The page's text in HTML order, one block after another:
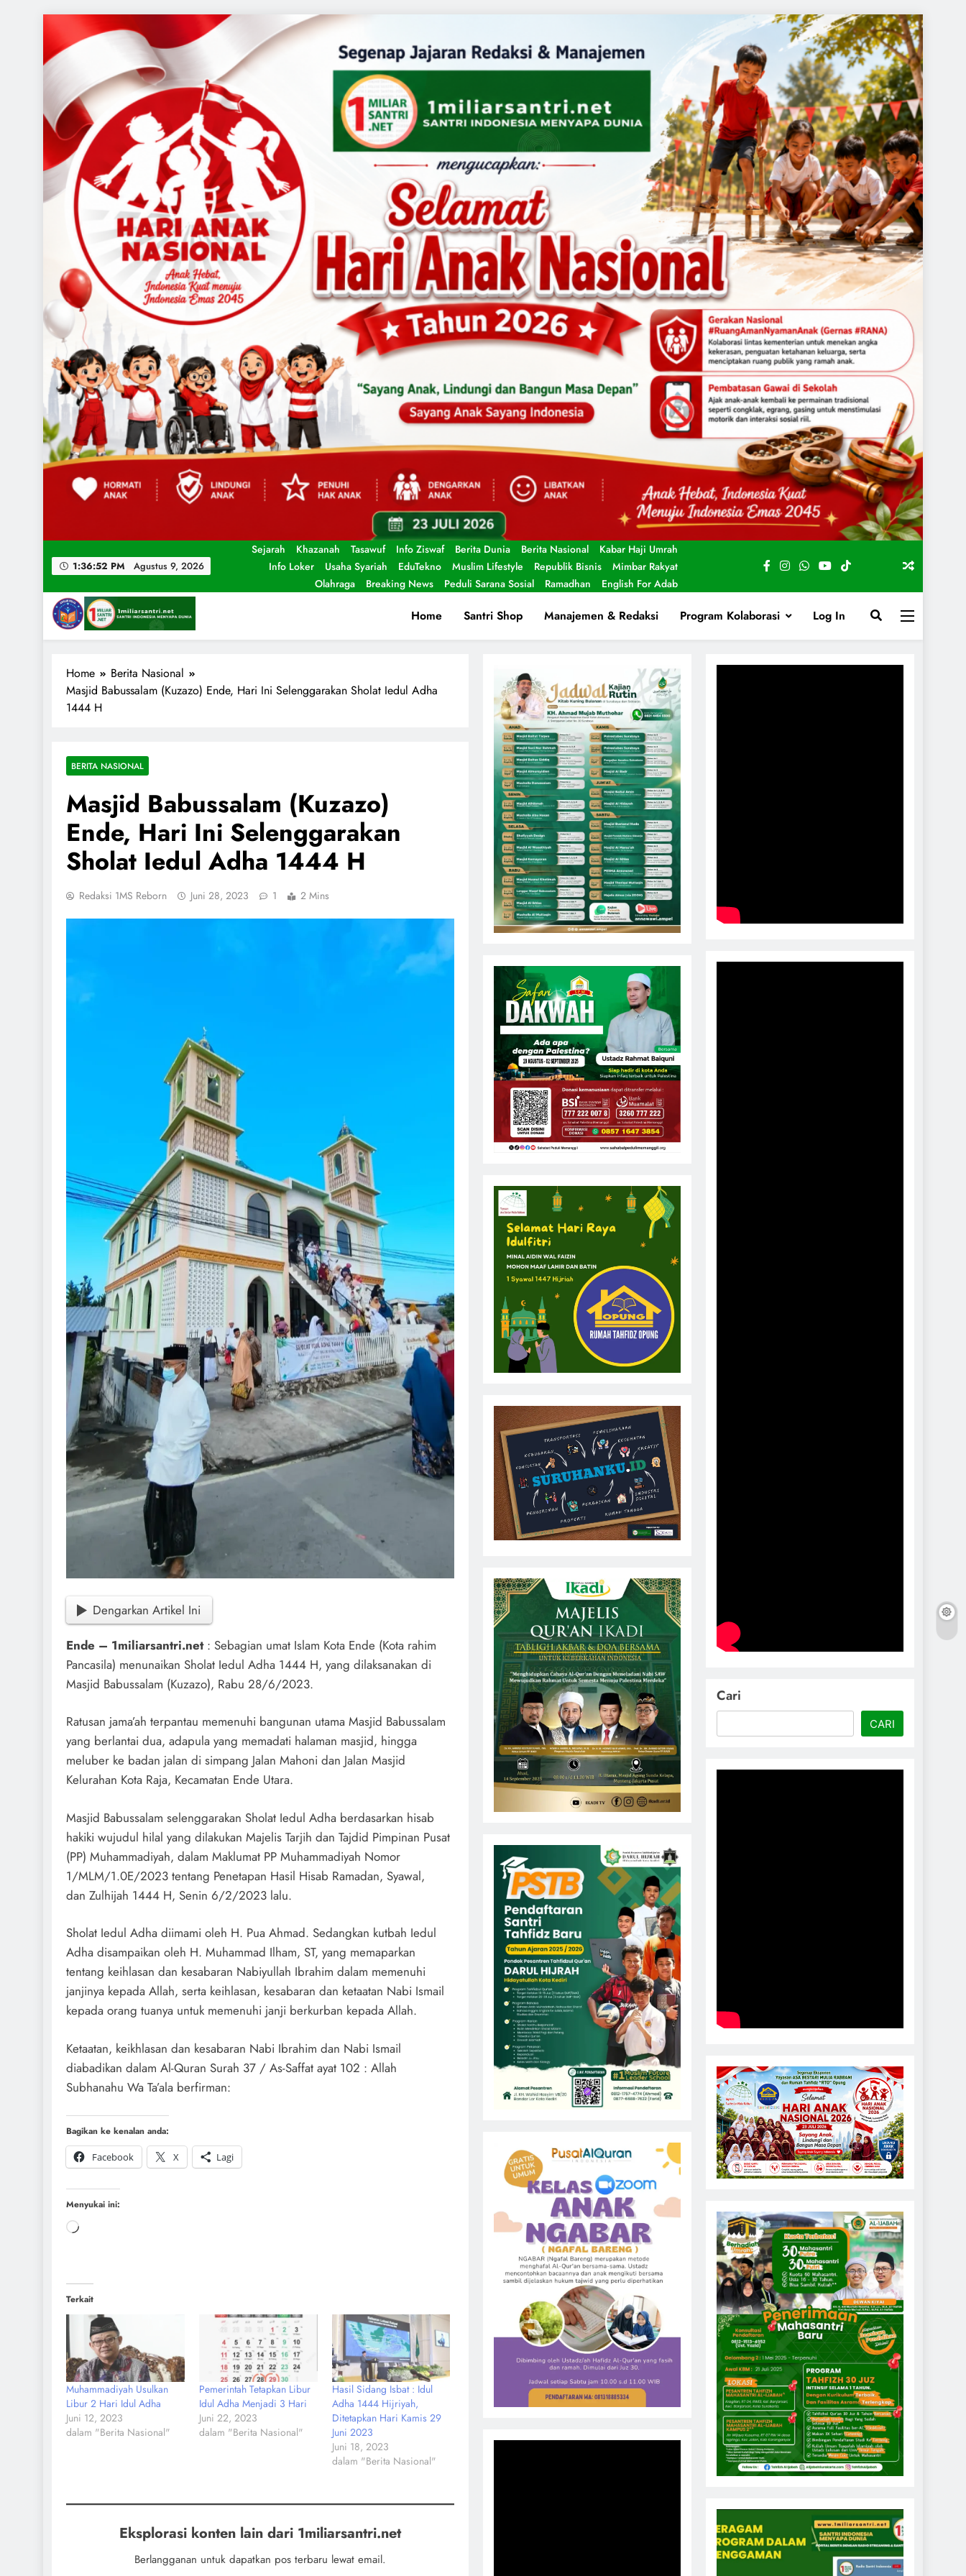
1:36:54 PM Agustus 9, 2026
Sejarah Khazanah Tasawuf Info Ziswaf Berita Dunia Berita Nasional
Kabar Haji Umrah
Info Loker
Usaha Syariah EduTekno Muslim Lifestyle Republik Bisnis
Mimbar Rakyat
Olahraga
Breaking News Peduli Sarana Sosial Ramadhan English For Adab
1miliarsantri.net
Home Santri Shop Manajemen & Redaksi Program Kolaborasi Log In
Home
Berita Nasional
Masjid Babussalam (Kuzazo) Ende, Hari Ini Selenggarakan Sholat Iedul Adha
1444 H
BERITA NASIONAL
Masjid Babussalam (Kuzazo)
Ende, Hari Ini Selenggarakan
Sholat Iedul Adha 1444 H
Redaksi 1MS Reborn Juni 28, 2023 1 2 Mins
Dengarkan Artikel Ini
Ende – 1miliarsantri.net : Sebagian umat Islam Kota Ende (Kota rahim
Pancasila) menunaikan Sholat Iedul Adha 1444 H, yang dilaksanakan di
Masjid Babussalam (Kuzazo), Rabu 28/6/2023.
Ratusan jama’ah terpantau memenuhi bangunan utama Masjid Babussalam
yang berlantai dua, adapula yang memadati halaman masjid, hingga
meluber ke badan jalan di simpang Jalan Mahoni dan Jalan Masjid
Kelurahan Kota Raja, Kecamatan Ende Utara.
Masjid Babussalam selenggarakan Sholat Iedul Adha berdasarkan hisab
hakiki wujudul hilal yang dilakukan Majelis Tarjih dan Tajdid Pimpinan Pusat
(PP) Muhammadiyah, dalam Maklumat PP Muhammadiyah Nomor
1/MLM/1.0E/2023 tentang Penetapan Hasil Hisab Ramadan, Syawal,
dan Zulhijah 1444 H, Senin 6/2/2023 lalu.
Sholat Iedul Adha diimami oleh H. Pua Ahmad. Sedangkan kutbah Iedul
Adha disampaikan oleh H. Muhammad Ilham, ST, yang memaparkan
tentang keihlasan dan kesabaran Nabiyullah Ibrahim dalam memenuhi
janjinya kepada Allah, serta keihlasan, kesabaran dan ketaatan Nabi Ismail
kepada orang tuanya untuk memenuhi janji berkurban kepada Allah.
Ketaatan, keikhlasan dan kesabaran Nabi Ibrahim dan Nabi Ismail
diabadikan dalam Al-Quran Surah 37 / As-Saffat ayat 102 : Allah
Subhanahu Wa Ta’ala berfirman:
Bagikan ke kenalan anda:
Facebook
X Lagi
Menyukai ini:
Terkait
Muhammadiyah Usulkan
Libur 2 Hari Idul Adha
Juni 12, 2023
dalam "Berita Nasional"
Pemerintah Tetapkan Libur
Idul Adha Menjadi 3 Hari
Juni 22, 2023
dalam "Berita Nasional"
Hasil Sidang Isbat : Idul
Adha 1444 Hijriyah,
Ditetapkan Hari Kamis 29
Juni 2023
Juni 18, 2023
dalam "Berita Nasional"
Eksplorasi konten lain dari 1miliarsantri.net
Berlangganan untuk dapatkan pos terbaru lewat email.
Cari
CARI